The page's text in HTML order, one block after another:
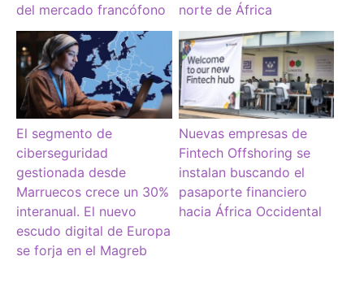
del mercado francófono
norte de África
El segmento de
ciberseguridad
gestionada desde
Marruecos crece un 30%
interanual. El nuevo
escudo digital de Europa
se forja en el Magreb
Nuevas empresas de
Fintech Offshoring se
instalan buscando el
pasaporte financiero
hacia África Occidental